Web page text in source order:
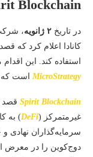
Blockchain
در تاریخ ۲ ژانویه ،
کانادا اعلام کرد که
استفاده کند. این
MicroStrategy است
Spirit Blockchain قصد
غیرمتمرکز (DeFi) به
سرمایه‌گذاران نهادی
دوج‌کوین را در معرض